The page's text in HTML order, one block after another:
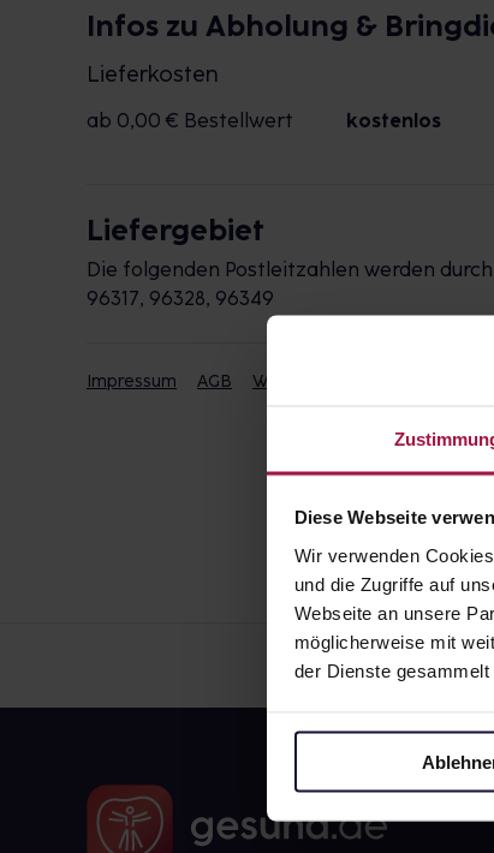
Diese Webseite
Wir verwenden
und die Zugriffe auf
Webseite an unsere
möglicherweise mit
der Dienste gesammelt
Infos zu Abholung &
Lieferkosten
ab 0,00 € Bestellwert kostenlos
Liefergebiet
Die folgenden Postleitzahlen werden
96317, 96328, 96349
Impressum AGB Widerrufsbelehrung